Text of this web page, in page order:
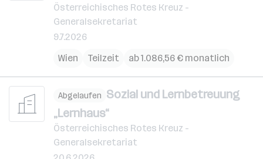
Österreichisches Rotes Kreuz -
Generalsekretariat
9.7.2026
Wien
Teilzeit ab 1.086,56 € monatlich
Abgelaufen Sozial und Lernbetreuung
„Lernhaus“
Österreichisches Rotes Kreuz -
Generalsekretariat